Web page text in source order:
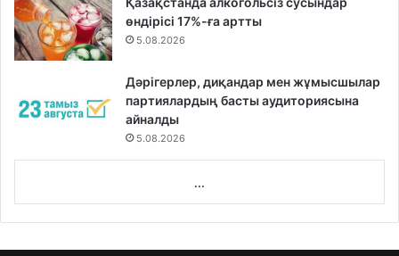
өндірісі 17%-ға артты
5.08.2026
Дәрігерлер, диқандар мен жұмысшылар
партиялардың басты аудиториясына
айналды
5.08.2026
...